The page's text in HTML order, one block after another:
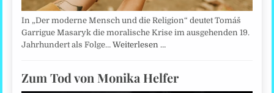
In „Der moderne Mensch und die Religion“ deutet Tomáš
Garrigue Masaryk die moralische Krise im ausgehenden 19.
Jahrhundert als Folge…Weiterlesen …
Zum Tod von Monika Helfer